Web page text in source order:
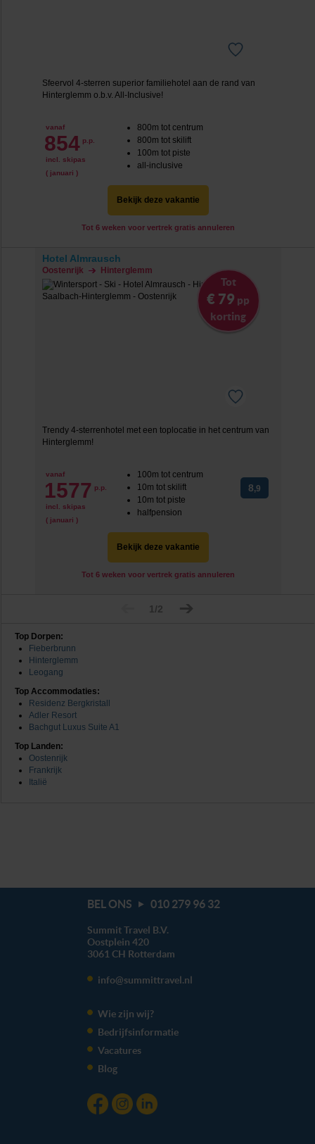
Sfeervol 4-sterren superior familiehotel aan de rand van
Hinterglemm o.b.v. All-Inclusive!
vanaf
854 p.p.
incl. skipas
( januari )
800m tot centrum
800m tot skilift
100m tot piste
all-inclusive
Bekijk deze vakantie
Tot 6 weken voor vertrek gratis annuleren
Hotel Almrausch
Oostenrijk Hinterglemm
Tot
€ 79 pp
korting
Trendy 4-sterrenhotel met een toplocatie in het centrum van
Hinterglemm!
vanaf
1577 p.p.
incl. skipas
( januari )
100m tot centrum
10m tot skilift
10m tot piste
halfpension
8,9
Bekijk deze vakantie
Tot 6 weken voor vertrek gratis annuleren
1/2
Top Dorpen:
Fieberbrunn
Hinterglemm
Leogang
Top Accommodaties:
Residenz Bergkristall
Adler Resort
Bachgut Luxus Suite A1
Top Landen:
Oostenrijk
Frankrijk
Italië
BEL ONS 010 279 96 32
Summit Travel B.V.
Oostplein 420
3061 CH Rotterdam
info@summittravel.nl
Wie zijn wij?
Bedrijfsinformatie
Vacatures
Blog